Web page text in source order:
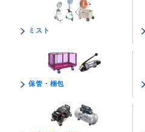
ミスト
保管・梱包